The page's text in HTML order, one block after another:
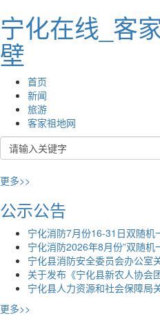
宁化在线_客
壁
首页
新闻
旅游
客家祖地网
更多>>
公示公告
宁化消防7月份16-31日双随
宁化消防2026年8月份”双随机
宁化县消防安全委员会办公室
关于发布《宁化县新农人协会
宁化县人力资源和社会保障局
更多>>